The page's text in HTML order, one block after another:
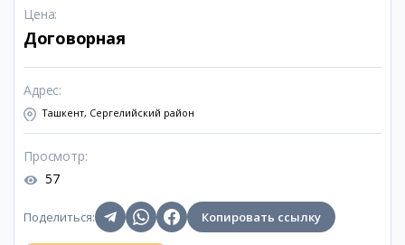
Цена:
Договорная
Адрес:
Ташкент, Сергелийский район
Просмотр:
57
Поделиться: Копировать ссылку